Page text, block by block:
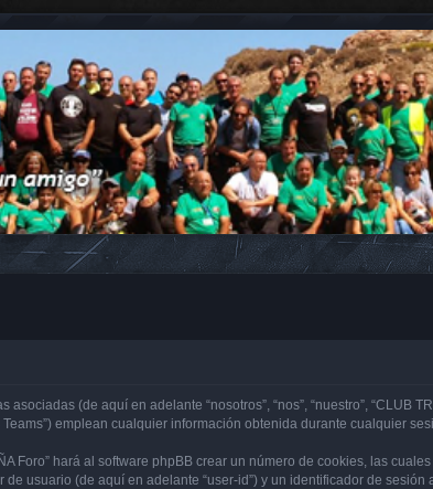
(de aquí en adelante “nosotros”, “nos”, “nuestro”, “CLUB
Teams”) emplean cualquier información obtenida durante cualquier
Foro” hará al software phpBB crear un número de cookies, las
usuario (de aquí en adelante “user-id”) y un identificador de